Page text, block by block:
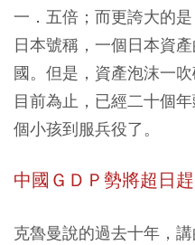
一．五倍；而更誇大的
日本號稱，一個日本資
國。但是，資產泡沫一
目前為止，已經二十個
個小孩到服兵役了。
中國ＧＤＰ勢將超日
克魯曼說的過去十年，